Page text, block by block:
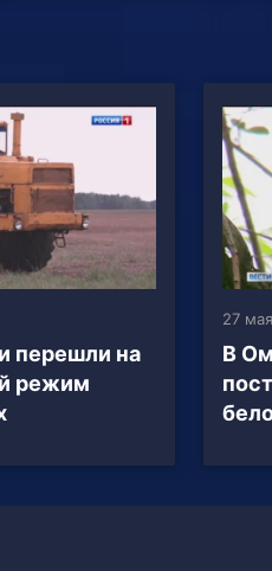
перешли на
режим
27
В